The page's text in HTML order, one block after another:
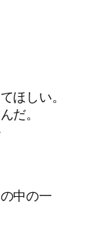
ほしい。
だ。
中の一